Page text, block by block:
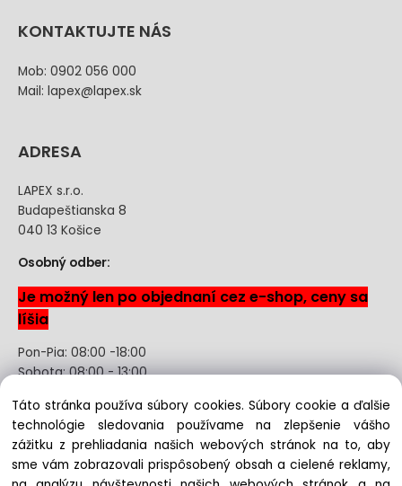
KONTAKTUJTE NÁS
Mob: 0902 056 000
Mail: lapex@lapex.sk
ADRESA
LAPEX s.r.o.
Budapeštianska 8
040 13 Košice
Osobný odber:
Je možný len po objednaní cez e-shop, ceny sa
líšia
Pon-Pia: 08:00 -18:00
Sobota: 08:00 - 13:00
Odstúpenie od kúpnej zmluvy uzavretej na diaľku bez
registrácie
Táto stránka používa súbory cookies. Súbory cookie a ďalšie
technológie sledovania používame na zlepšenie vášho
zážitku z prehliadania našich webových stránok na to, aby
sme vám zobrazovali prispôsobený obsah a cielené reklamy,